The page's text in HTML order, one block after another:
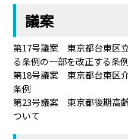
議案
第17号議案 東京都台東区
る条例の一部を改正する条例
第18号議案 東京都台東区
条例
第23号議案 東京都後期高
ついて